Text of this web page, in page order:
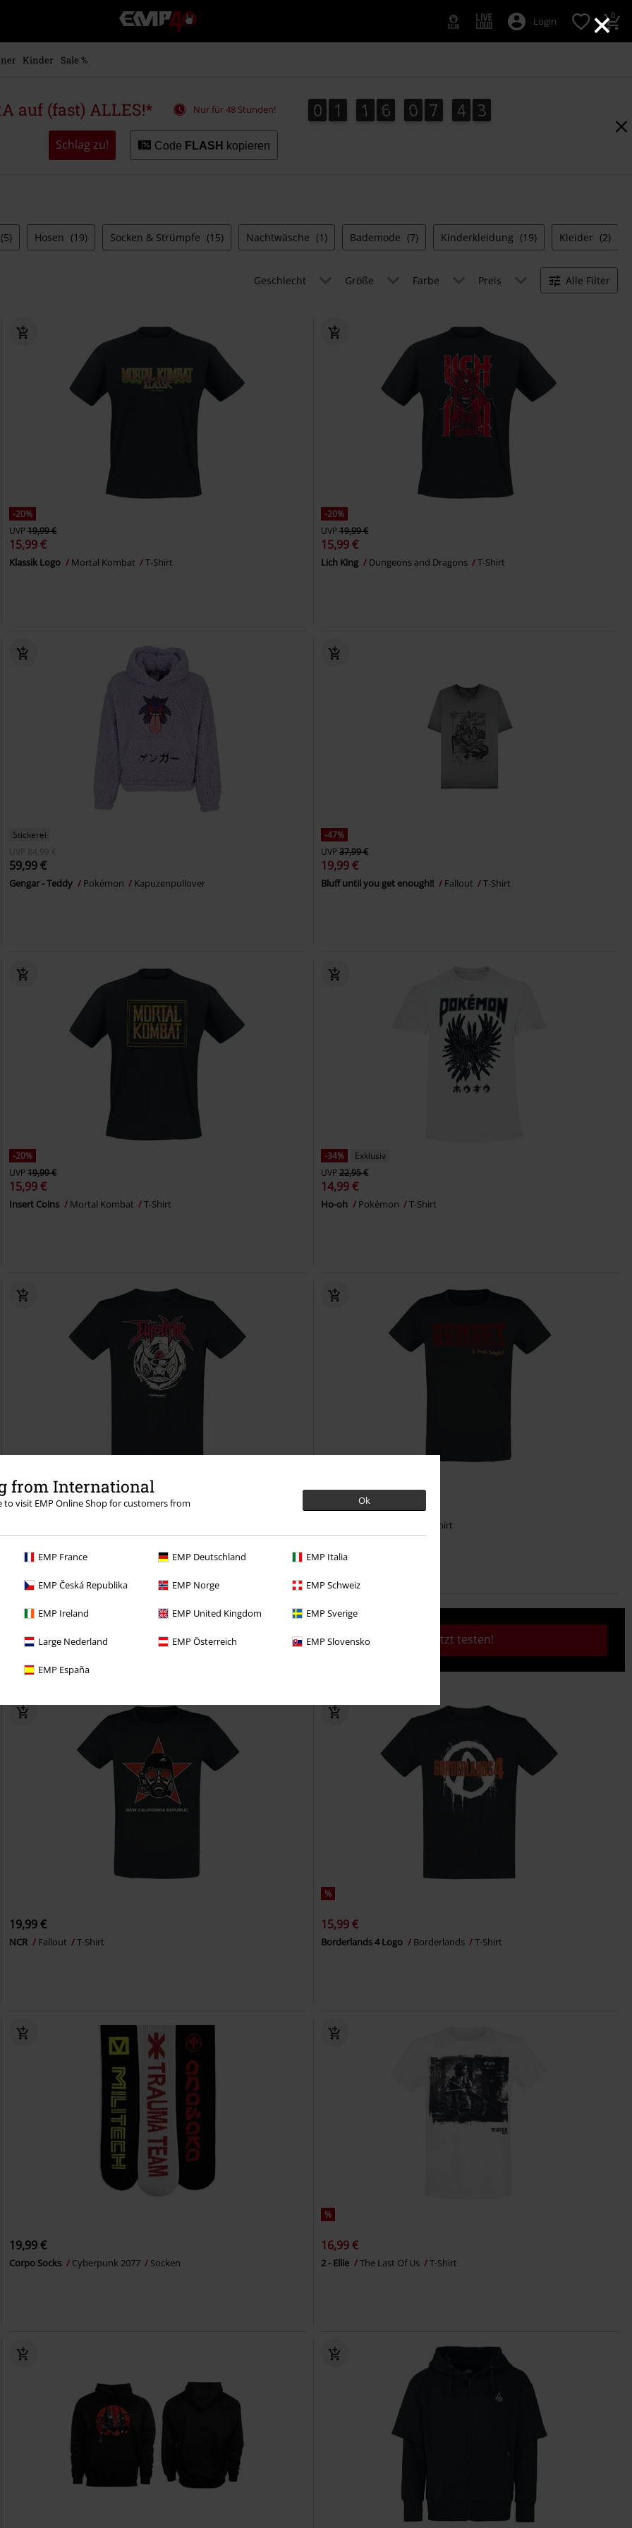
×
from International
to visit EMP Online Shop for customers from
Ok
EMP France EMP Deutschland EMP Italia
EMP Česká Republika EMP Norge EMP Schweiz
EMP Ireland EMP United Kingdom EMP Sverige
Large Nederland EMP Österreich EMP Slovensko
EMP España
EMP
Merchandise
-
Login 0
Kinder Sale %
auf (fast) ALLES!* Nur für 48 Stunden! 0
0 1
1 1
1 6
6 0
0 7
7 4
4 1
2
1
3
2
Schlag zu! Code FLASH kopieren
(5) Hosen (19) Socken & Strümpfe (15) Nachtwäsche (1) Bademode (7) Kinderkleidung (19) Kleider (2)
Geschlecht Größe Farbe Preis Alle Filter
-20%
UVP19,99 €
15,99 €
Klassik Logo Mortal Kombat T-Shirt
-20%
UVP19,99 €
15,99 €
Lich King Dungeons and Dragons T-Shirt
Stickerei
UVP
84,99 €
59,99 €
Gengar - Teddy Pokémon Kapuzenpullover
-47%
UVP37,99 €
19,99 €
Bluff until you get enough!! Fallout T-Shirt
-20%
UVP19,99 €
15,99 €
Insert Coins Mortal Kombat T-Shirt
-34%
Exklusiv
UVP22,95 €
14,99 €
Ho-oh Pokémon T-Shirt
UVP24,99 €
19,99 €
UVP24,99 €
19,99 €
T-Shirt
das 30 Tage Test-Abo für unseren BACKSTAGE CLUB Jetzt testen!
19,99 €
NCR Fallout T-Shirt
%
15,99 €
Borderlands 4 Logo Borderlands T-Shirt
19,99 €
Corpo Socks Cyberpunk 2077 Socken
%
16,99 €
2 - Ellie The Last Of Us T-Shirt